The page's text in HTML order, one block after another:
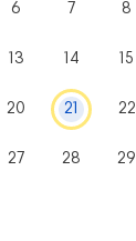
6 7 8
13 14 15
20 21 22
27 28 29